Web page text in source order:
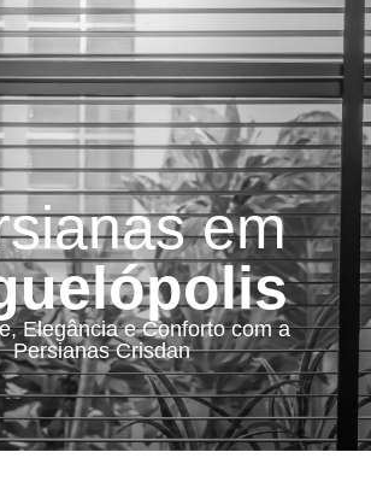
em
Elegância e Conforto com a
Persianas Crisdan